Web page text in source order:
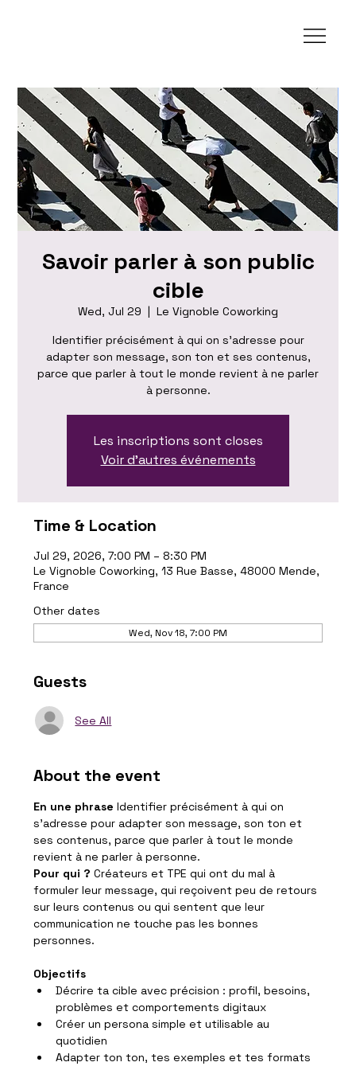
Savoir parler à son public
cible
Wed, Jul 29
  |
Le Vignoble Coworking
Identifier précisément à qui on s'adresse pour
adapter son message, son ton et ses contenus,
parce que parler à tout le monde revient à ne parler
à personne.
Les inscriptions sont closes
Voir d'autres événements
Time & Location
Jul 29, 2026, 7:00 PM – 8:30 PM
Le Vignoble Coworking, 13 Rue Basse, 48000 Mende,
France
Other dates
Wed, Nov 18, 7:00 PM
Guests
See All
About the event
En une phrase Identifier précisément à qui on
s'adresse pour adapter son message, son ton et
ses contenus, parce que parler à tout le monde
revient à ne parler à personne.
Pour qui ? Créateurs et TPE qui ont du mal à
formuler leur message, qui reçoivent peu de retours
sur leurs contenus ou qui sentent que leur
communication ne touche pas les bonnes
personnes.
Objectifs
Décrire ta cible avec précision : profil, besoins,
problèmes et comportements digitaux
Créer un persona simple et utilisable au
quotidien
Adapter ton ton, tes exemples et tes formats